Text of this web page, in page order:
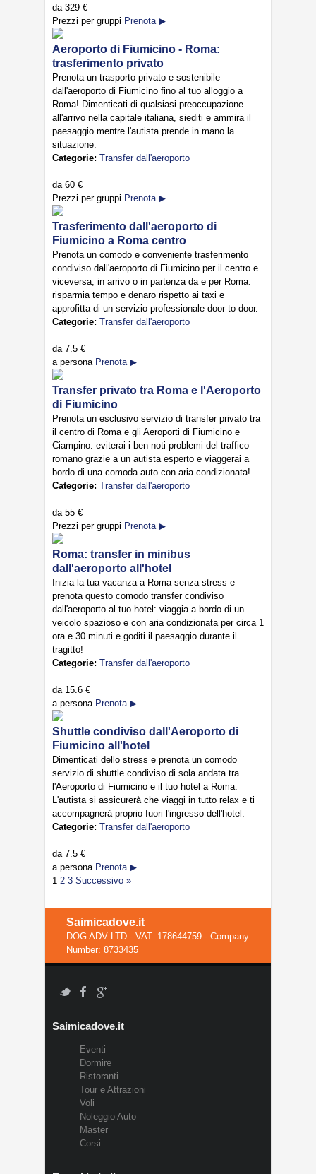
da 329 €
Prezzi per gruppi Prenota ▶
Aeroporto di Fiumicino - Roma:
trasferimento privato
Prenota un trasporto privato e sostenibile
dall'aeroporto di Fiumicino fino al tuo alloggio a
Roma! Dimenticati di qualsiasi preoccupazione
all'arrivo nella capitale italiana, siediti e ammira il
paesaggio mentre l'autista prende in mano la
situazione.
Categorie: Transfer dall'aeroporto
da 60 €
Prezzi per gruppi Prenota ▶
Trasferimento dall'aeroporto di
Fiumicino a Roma centro
Prenota un comodo e conveniente trasferimento
condiviso dall'aeroporto di Fiumicino per il centro e
viceversa, in arrivo o in partenza da e per Roma:
risparmia tempo e denaro rispetto ai taxi e
approfitta di un servizio professionale door-to-door.
Categorie: Transfer dall'aeroporto
da 7.5 €
a persona Prenota ▶
Transfer privato tra Roma e l'Aeroporto
di Fiumicino
Prenota un esclusivo servizio di transfer privato tra
il centro di Roma e gli Aeroporti di Fiumicino e
Ciampino: eviterai i ben noti problemi del traffico
romano grazie a un autista esperto e viaggerai a
bordo di una comoda auto con aria condizionata!
Categorie: Transfer dall'aeroporto
da 55 €
Prezzi per gruppi Prenota ▶
Roma: transfer in minibus
dall'aeroporto all'hotel
Inizia la tua vacanza a Roma senza stress e
prenota questo comodo transfer condiviso
dall'aeroporto al tuo hotel: viaggia a bordo di un
veicolo spazioso e con aria condizionata per circa 1
ora e 30 minuti e goditi il paesaggio durante il
tragitto!
Categorie: Transfer dall'aeroporto
da 15.6 €
a persona Prenota ▶
Shuttle condiviso dall'Aeroporto di
Fiumicino all'hotel
Dimenticati dello stress e prenota un comodo
servizio di shuttle condiviso di sola andata tra
l'Aeroporto di Fiumicino e il tuo hotel a Roma.
L'autista si assicurerà che viaggi in tutto relax e ti
accompagnerà proprio fuori l'ingresso dell'hotel.
Categorie: Transfer dall'aeroporto
da 7.5 €
a persona Prenota ▶
1 2 3 Successivo »
Saimicadove.it
DOG ADV LTD - VAT: 178644759 - Company
Number: 8733435
Saimicadove.it
Eventi
Dormire
Ristoranti
Tour e Attrazioni
Voli
Noleggio Auto
Master
Corsi